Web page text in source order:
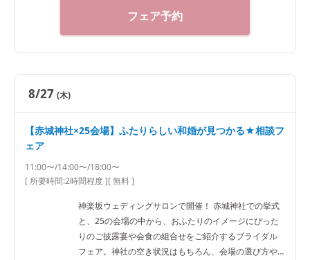
0～20：00（火曜定休） 【アクセス】 JR線「飯田橋
駅」西口徒歩3分／東京メトロ東西線・有楽町線・南北
フェア予約
8/27 (木)
【赤城神社×25会場】ふたりらしい和婚が見つかる★相談フ
ェア
11:00〜/14:00〜/18:00〜
[ 所要時間:2時間程度][ 無料 ]
神楽坂ウェディングサロンで開催！ 赤城神社での挙式
と、25の会場の中から、おふたりのイメージにぴった
りのご披露宴や会食の組合せをご紹介するブライダル
フェア。神社の空き状況はもちろん、会場の選び方や